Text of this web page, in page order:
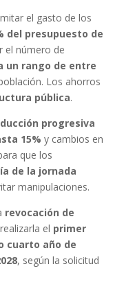
el gasto de los
del presupuesto de
el número de
un rango de entre
Los ahorros
pública.
progresiva
15% y cambios en
que los
de la jornada
manipulaciones.
revocación de
el primer
cuarto año de
, según la solicitud